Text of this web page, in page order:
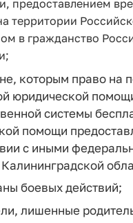
предоставлением
территории
в гражданство
которым право на
юридической
системы
помощи
с иными
боевых действий;
лишенные